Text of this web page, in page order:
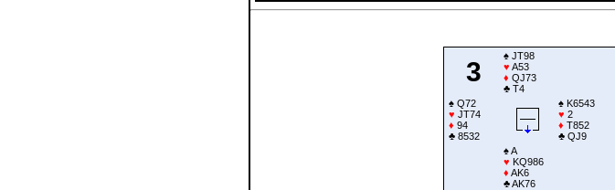
3
♠JT98
♥ A53
♦ QJ73
♣T4
♠Q72
♥ JT74
♦ 94
♣8532
♠K6543
♥ 2
♦ T852
♣QJ9
♠A
♥ KQ986
♦ AK6
♣AK76